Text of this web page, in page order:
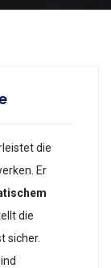
die
Er
die
sicher.